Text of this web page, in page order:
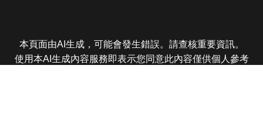
本頁面由AI生成，可能會發生錯誤。請查核重要資訊。
使用本AI生成內容服務即表示您同意此內容僅供個人參考